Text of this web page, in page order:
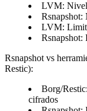
LVM: Nivel
Rsnapshot:
LVM:
Rsnapshot:
Rsnapshot vs
Restic):
Borg/
cifrados